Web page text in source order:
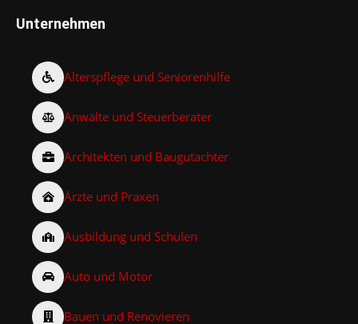
Unternehmen
Alterspflege und Seniorenhilfe
Anwälte und Steuerberater
Architekten und Baugutachter
Ärzte und Praxen
Ausbildung und Schulen
Auto und Motor
Bauen und Renovieren